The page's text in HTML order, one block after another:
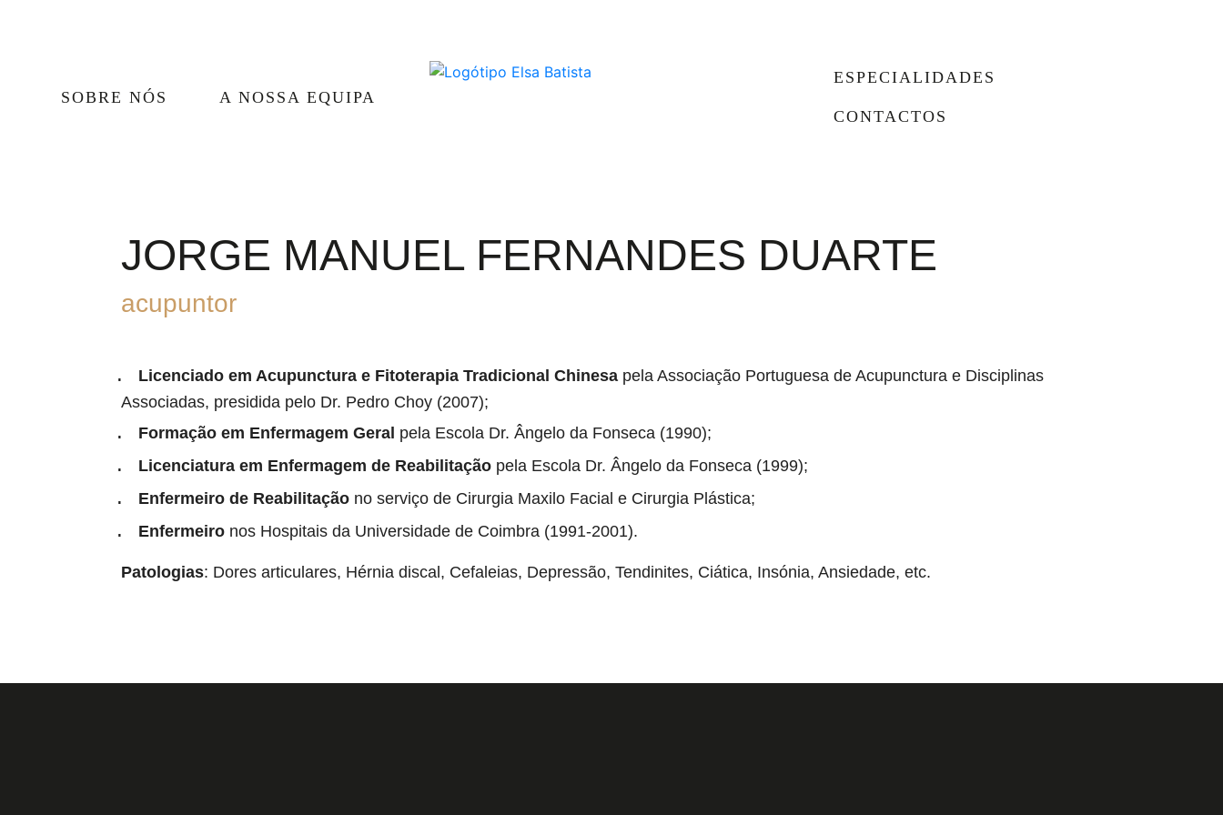
SOBRE NÓS A NOSSA EQUIPA
ESPECIALIDADES
CONTACTOS
JORGE MANUEL FERNANDES DUARTE
acupuntor
Licenciado em Acupunctura e Fitoterapia Tradicional Chinesa pela Associação Portuguesa de Acupunctura e Disciplinas
Associadas, presidida pelo Dr. Pedro Choy (2007);
Formação em Enfermagem Geral pela Escola Dr. Ângelo da Fonseca (1990);
Licenciatura em Enfermagem de Reabilitação pela Escola Dr. Ângelo da Fonseca (1999);
Enfermeiro de Reabilitação no serviço de Cirurgia Maxilo Facial e Cirurgia Plástica;
Enfermeiro nos Hospitais da Universidade de Coimbra (1991-2001).
Patologias: Dores articulares, Hérnia discal, Cefaleias, Depressão, Tendinites, Ciática, Insónia, Ansiedade, etc.